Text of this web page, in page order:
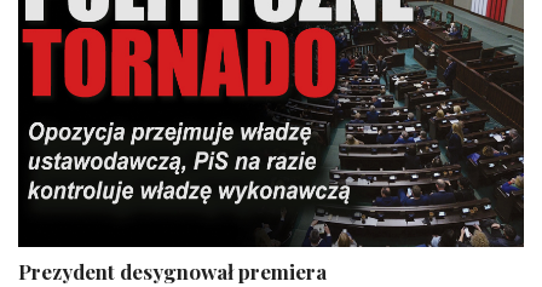
Prezydent desygnował premiera